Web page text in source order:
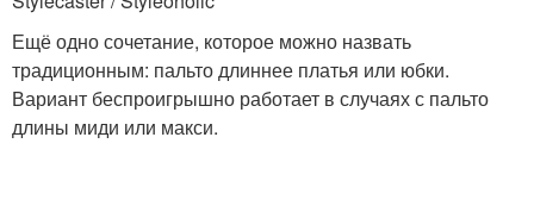
Ещё одно сочетание, которое можно назвать
традиционным: пальто длиннее платья или юбки.
Вариант беспроигрышно работает в случаях с пальто
длины миди или макси.